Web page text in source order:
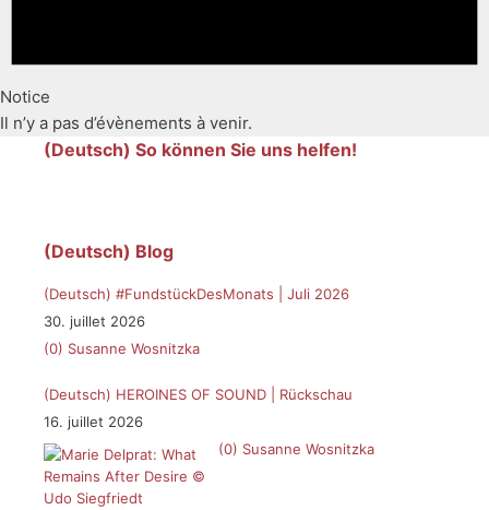
Notice
Il n’y a pas d’évènements à venir.
(Deutsch) So können Sie uns helfen!
(Deutsch) Blog
(Deutsch) #FundstückDesMonats | Juli 2026
30. juillet 2026
(0) Susanne Wosnitzka
(Deutsch) HEROINES OF SOUND | Rückschau
16. juillet 2026
(0) Susanne Wosnitzka